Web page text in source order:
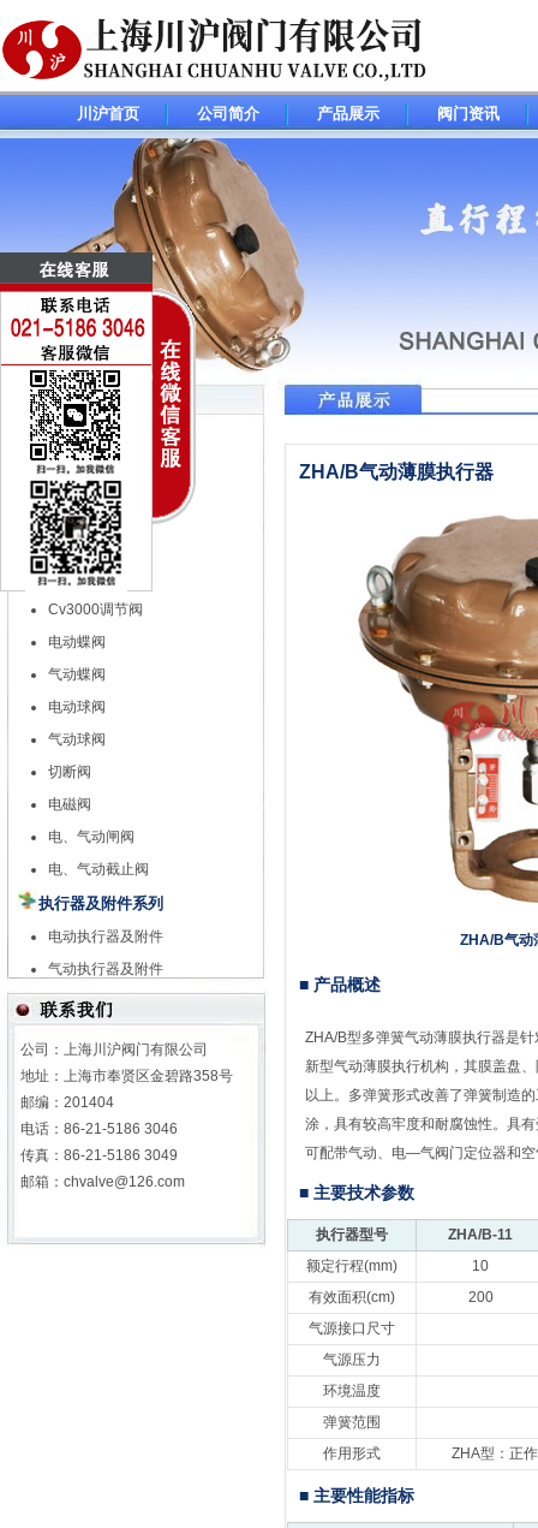
川沪首页 公司简介 产品展示 阀门资讯
调节阀(控制阀)系列
电动调节阀
气动调节阀
特殊调节阀
自力式调节阀
Cv3000调节阀
电动蝶阀
气动蝶阀
电动球阀
气动球阀
切断阀
电磁阀
电、气动闸阀
电、气动截止阀
执行器及附件系列
电动执行器及附件
气动执行器及附件
公司：上海川沪阀门有限公司
地址：上海市奉贤区金碧路358号
邮编：201404
电话：86-21-5186 3046
传真：86-21-5186 3049
邮箱： chvalve@126.com
ZHA/B气动薄膜执行器
ZHA/B气动
■ 产品概述
ZHA/B型多弹簧气动薄膜执行器是针
新型气动薄膜执行机构，其膜盖盘
以上。多弹簧形式改善了弹簧制造
涂，具有较高牢度和耐腐蚀性。具
可配带气动、电—气阀门定位器和
■ 主要技术参数
执行器型号
ZHA/B-11
额定行程(mm)
10
有效面积(cm)
200
气源接口尺寸
气源压力
环境温度
弹簧范围
作用形式
ZHA型：正
■ 主要性能指标